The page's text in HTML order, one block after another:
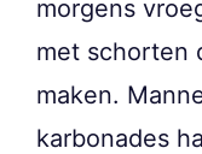
morgens
met schorten
maken.
karbonades